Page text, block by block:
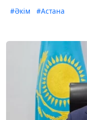
#Әкім #Астана